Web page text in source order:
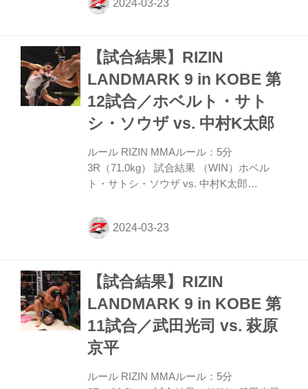
ンチ） ≫ 試合結果詳細 第11試合／武田光
平（LOSE） 3R 判定（3-0） ≫ 試合結果詳
細 第10試合／井上直樹 vs. 佐藤将光 RIZIN
MMAルール：5分 3R（61.0kg） （WIN）
井上直樹 vs. 佐藤将光（LOSE） 3R...
【試合結果】RIZIN
LANDMARK 9 in KOBE 第
12試合／ホベルト・サト
シ・ソウザ vs. 中村K太郎
ルール RIZIN MMAルール：5分
3R（71.0kg） 試合結果 （WIN）ホベル
ト・サトシ・ソウザ vs. 中村K太郎
トップ：スタンドパンチ） 入場 ROUND 1
サトシはサウスポーの中村に右ハイキック
を被弾しながらも蹴り足は取った中村だ
が、サトシはグラウンドでも鉄槌を連打
し、サッカーボールキック。立ち上がって
逃れた中村だが、サトシはパンチ連打で追
い詰め、ここでレフェリーが試合ストップ
した。 勝利者コメント 「3つだけ。いつも
子どものときは守ってくれ...
【試合結果】RIZIN
LANDMARK 9 in KOBE 第
11試合／武田光司 vs. 萩原
京平
ルール RIZIN MMAルール：5分